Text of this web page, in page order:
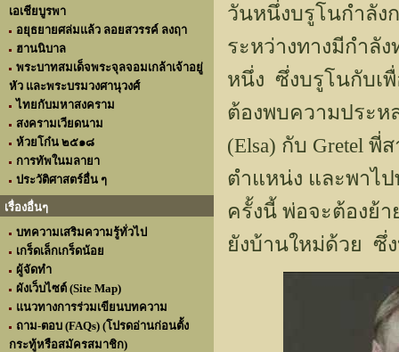
เอเชียบูรพา
อยุธยายศล่มแล้ว ลอยสวรรค์ ลงฤา
ฮานนิบาล
พระบาทสมเด็จพระจุลจอมเกล้าเจ้าอยู่
หัว และพระบรมวงศานุวงศ์
ไทยกับมหาสงคราม
สงครามเวียดนาม
ห้วยโก๋น ๒๕๑๘
การทัพในมลายา
ประวัติศาสตร์อื่น ๆ
เรื่องอื่นๆ
บทความเสริมความรู้ทั่วไป
เกร็ดเล็กเกร็ดน้อย
ผู้จัดทำ
ผังเว็บไซต์ (Site Map)
แนวทางการร่วมเขียนบทความ
ถาม-ตอบ (FAQs) (โปรดอ่านก่อนตั้ง
กระทู้หรือสมัครสมาชิก)
วันหนึ่งบรูโนกำลัง
ระหว่างทางมีกำลั
หนึ่ง ซึ่งบรูโนกับเ
ต้องพบความประห
(Elsa) กับ Gretel
ตำแหน่ง และพาไ
ครั้งนี้ พ่อจะต้องย้
ยังบ้านใหม่ด้วย ซึ่